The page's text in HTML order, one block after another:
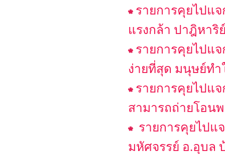
รายการคุยไปแ
แรงกล้า ปาฎิหาริ
รายการคุยไปแ
ง่ายที่สุด มนุษย์ทำ
รายการคุยไปแ
สามารถถ่ายโอน
รายการคุยไปแ
มหัศจรรย์ อ.อุบล